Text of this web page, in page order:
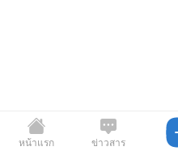
หน้าแรก ข่าวสาร